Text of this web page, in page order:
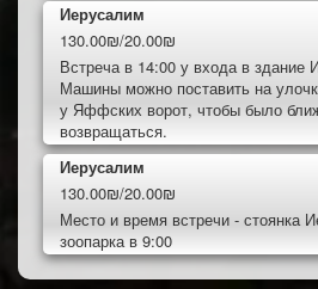
Иерусалим
130.00₪/20.00₪
Встреча в 14:00 у входа в
Машины можно поставить на
у Яффских ворот, чтобы было
возвращаться.
Иерусалим
130.00₪/20.00₪
Место и время встречи - стоянка
зоопарка в 9:00